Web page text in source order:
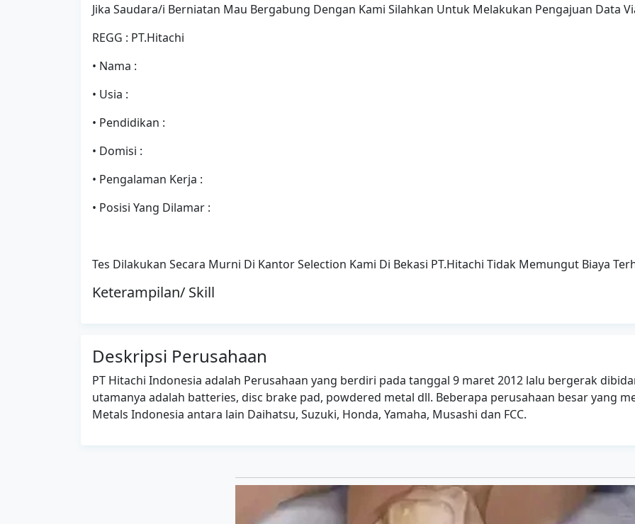
Jika Saudara/i Berniatan Mau Bergabung Dengan Kami Silahkan Untuk Melakukan Pengajuan Data
REGG : PT.Hitachi
• Nama :
• Usia :
• Pendidikan :
• Domisi :
• Pengalaman Kerja :
• Posisi Yang Dilamar :
Tes Dilakukan Secara Murni Di Kantor Selection Kami Di Bekasi PT.Hitachi Tidak Memungut Biaya
Keterampilan/ Skill
Deskripsi Perusahaan
PT Hitachi Indonesia adalah Perusahaan yang berdiri pada tanggal 9 maret 2012 lalu bergerak
utamanya adalah batteries, disc brake pad, powdered metal dll. Beberapa perusahaan besar yang
Metals Indonesia antara lain Daihatsu, Suzuki, Honda, Yamaha, Musashi dan FCC.